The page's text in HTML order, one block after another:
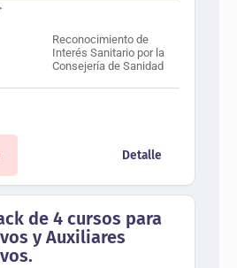
Reconocimiento de
Interés Sanitario por la
Consejería de Sanidad
Detalle
de 4 cursos para
y Auxiliares